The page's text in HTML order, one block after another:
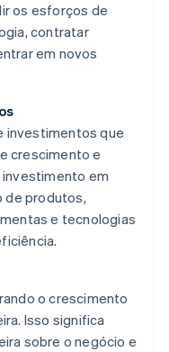
os esforços de
contratar
em novos
investimentos que
crescimento e
em
de produtos,
e tecnologias
o crescimento
Isso significa
sobre o negócio e